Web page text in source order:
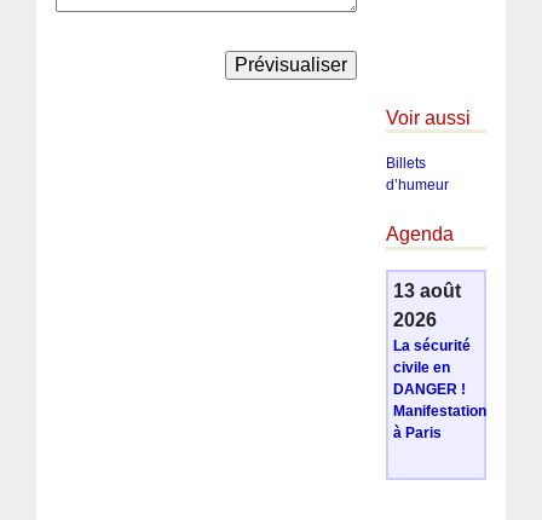
Voir aussi
Billets
d’humeur
Agenda
13 août
2026
La sécurité
civile en
DANGER !
Manifestation
à Paris